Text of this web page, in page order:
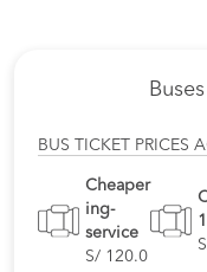
BUS TICKET PRICES
Cheaper
ing-
service
S/ 120.0